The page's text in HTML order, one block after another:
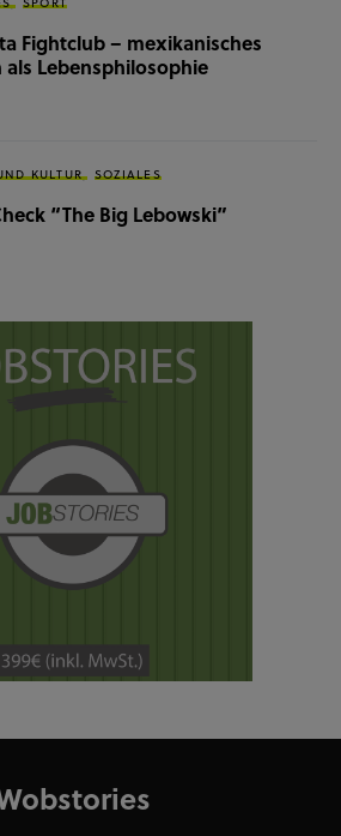
Fightclub – mexikanisches
als Lebensphilosophie
KULTUR SOZIALES
“The Big Lebowski”